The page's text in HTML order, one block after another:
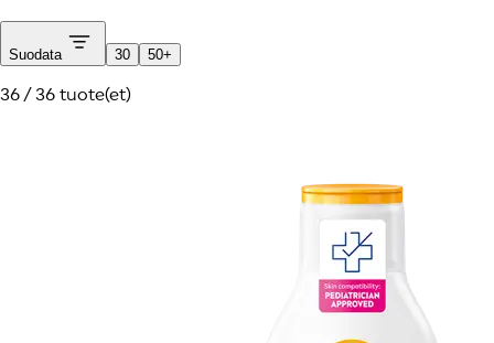
Suodata 30 50+
36 / 36 tuote(et)